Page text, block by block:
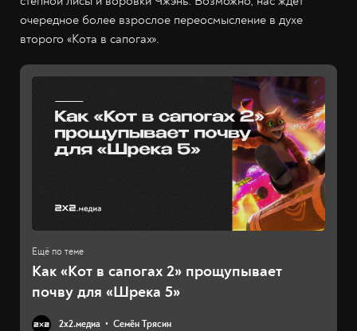
очередное более взрослое переосмысление в духе
второго «Кота в сапогах».
Как «Кот в сапогах 2» прощупывает
почву для «Шрека 5»
2х2.медиа Семён Трясин